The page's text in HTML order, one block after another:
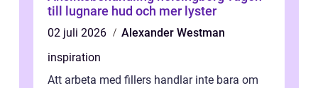
till lugnare hud och mer lyster
02 juli 2026
Alexander Westman
inspiration
Att arbeta med fillers handlar inte bara om